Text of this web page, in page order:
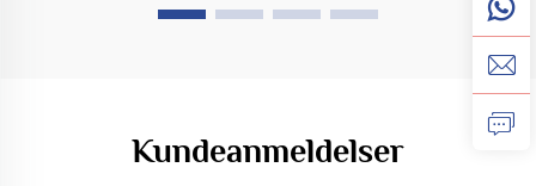
Kundeanmeldelser